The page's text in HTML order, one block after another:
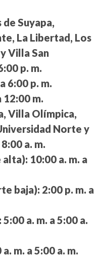
Suyapa,
La Libertad, Los
Villa San
p. m.
6:00 p. m.
12:00 m.
Villa Olímpica,
Norte y
a. m.
alta): 10:00 a. m. a
baja): 2:00 p. m. a
5:00 a. m. a 5:00 a.
m. a 5:00 a. m.